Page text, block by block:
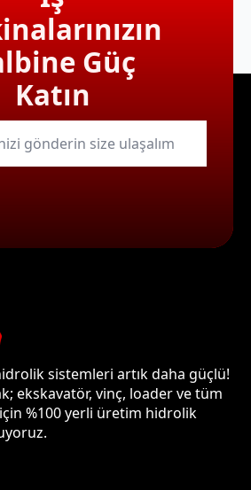
Güç
Katın
sistemleri artık daha güçlü!
ekskavatör, vinç, loader ve tüm
%100 yerli üretim hidrolik